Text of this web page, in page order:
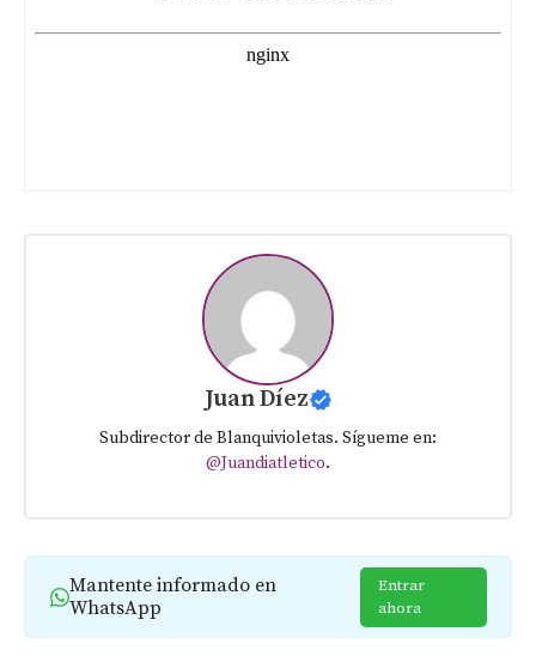
Juan Díez
Subdirector de Blanquivioletas. Sígueme en:
@Juandiatletico.
Mantente informado en
WhatsApp
Entrar
ahora